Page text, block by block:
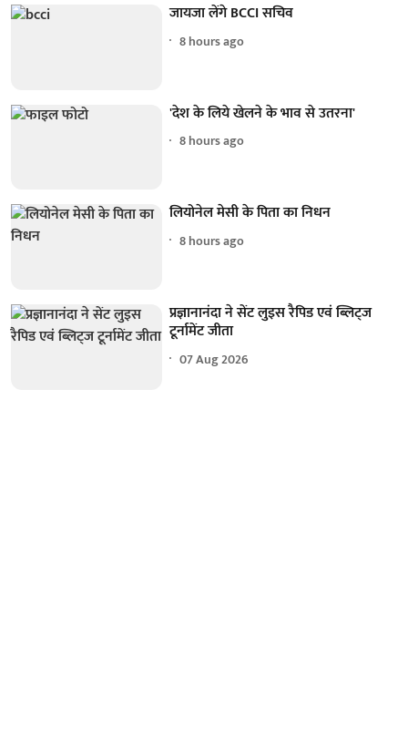
जायजा लेंगे BCCI सचिव
8 hours ago
'देश के लिये खेलने के भाव से उतरना'
8 hours ago
लियोनेल मेसी के पिता का निधन
8 hours ago
प्रज्ञानानंदा ने सेंट लुइस रैपिड एवं ब्लिट्ज
टूर्नामेंट जीता
07 Aug 2026